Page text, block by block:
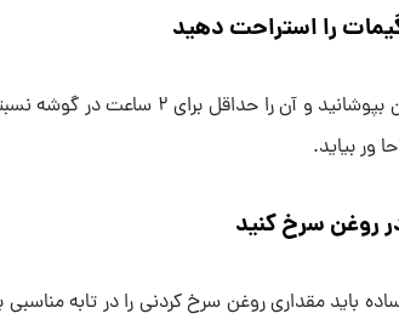
را استراحت دهید
روی ظرف مایه لگیمات را با سلفون بپوشانید و آن
ور بیاید.
روغن سرخ کنید
باید مقداری روغن سرخ کردنی را در تابه مناسبی